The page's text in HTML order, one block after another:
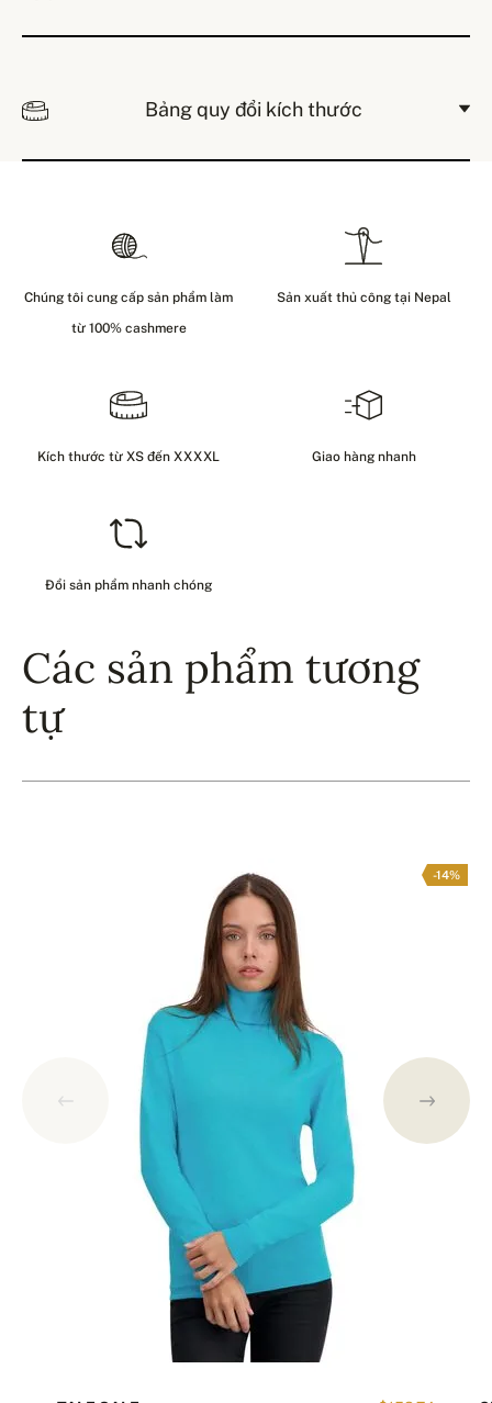
Bảng quy đổi kích thước
Chúng tôi cung cấp sản phẩm làm
từ 100% cashmere
Sản xuất thủ công tại Nepal
Kích thước từ XS đến XXXXL Giao hàng nhanh
Đổi sản phẩm nhanh chóng
Các sản phẩm tương
tự
-14%